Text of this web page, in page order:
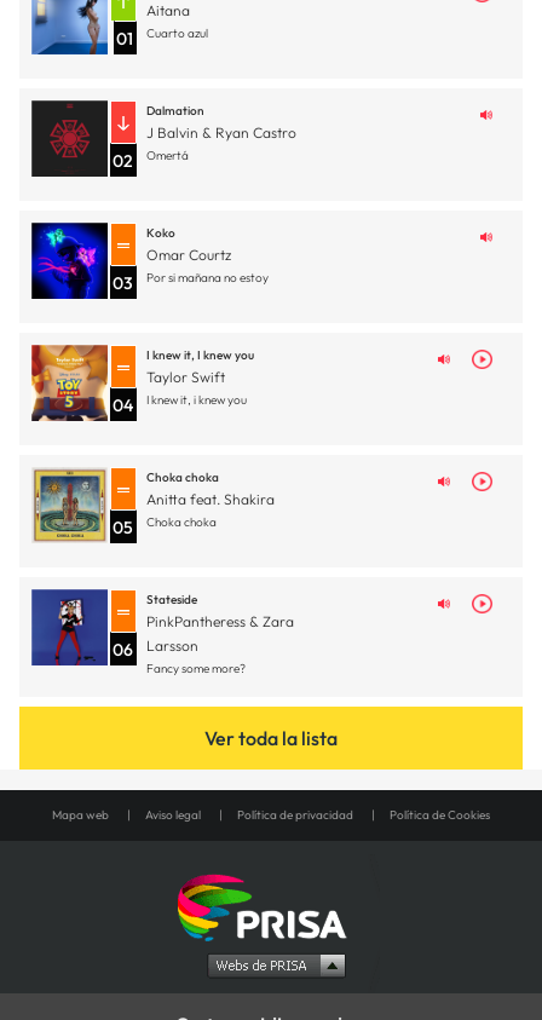
01
Aitana
Cuarto azul
02
Dalmation
J Balvin & Ryan Castro
Omertá
03
Koko
Omar Courtz
Por si mañana no estoy
04
I knew it, I knew you
Taylor Swift
I knew it, i knew you
05
Choka choka
Anitta feat. Shakira
Choka choka
06
Stateside
PinkPantheress & Zara
Larsson
Fancy some more?
Ver toda la lista
Mapa web Aviso legal Política de privacidad Política de Cookies